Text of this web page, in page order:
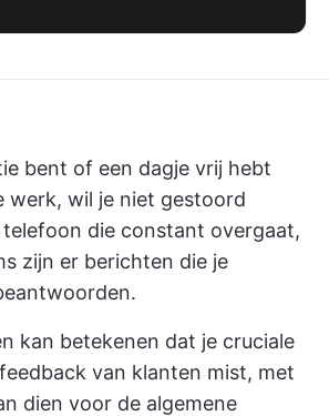
bent of een dagje vrij hebt
werk, wil je niet gestoord
die constant overgaat,
zijn er berichten die je
kan betekenen dat je cruciale
van klanten mist, met
dien voor de algemene